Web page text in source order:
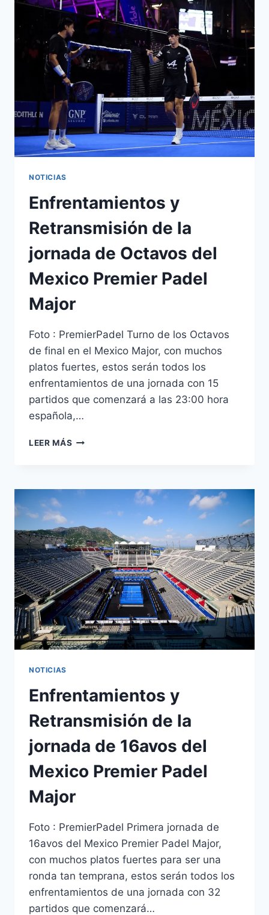
NOTICIAS
Enfrentamientos y
Retransmisión de la
jornada de Octavos del
Mexico Premier Padel
Major
Foto : PremierPadel Turno de los Octavos
de final en el Mexico Major, con muchos
platos fuertes, estos serán todos los
enfrentamientos de una jornada con 15
partidos que comenzará a las 23:00 hora
española,…
LEER MÁS
NOTICIAS
Enfrentamientos y
Retransmisión de la
jornada de 16avos del
Mexico Premier Padel
Major
Foto : PremierPadel Primera jornada de
16avos del Mexico Premier Padel Major,
con muchos platos fuertes para ser una
ronda tan temprana, estos serán todos los
enfrentamientos de una jornada con 32
partidos que comenzará…